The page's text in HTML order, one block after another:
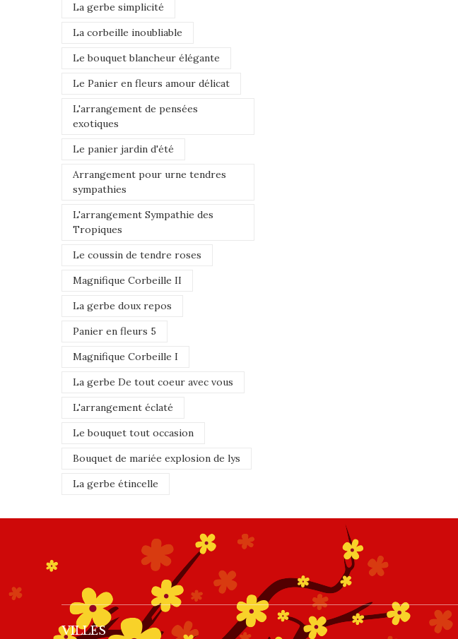
La gerbe simplicité
La corbeille inoubliable
Le bouquet blancheur élégante
Le Panier en fleurs amour délicat
L'arrangement de pensées
exotiques
Le panier jardin d'été
Arrangement pour urne tendres
sympathies
L'arrangement Sympathie des
Tropiques
Le coussin de tendre roses
Magnifique Corbeille II
La gerbe doux repos
Panier en fleurs 5
Magnifique Corbeille I
La gerbe De tout coeur avec vous
L'arrangement éclaté
Le bouquet tout occasion
Bouquet de mariée explosion de lys
La gerbe étincelle
VILLES